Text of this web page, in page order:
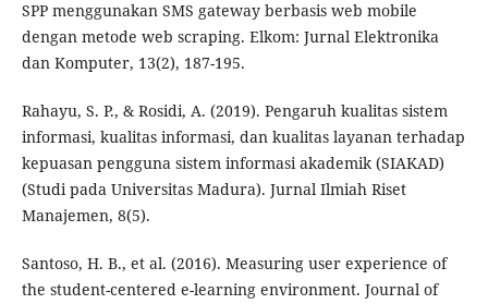
SPP menggunakan SMS gateway berbasis web mobile
dengan metode web scraping. Elkom: Jurnal Elektronika
dan Komputer, 13(2), 187-195.
Rahayu, S. P., & Rosidi, A. (2019). Pengaruh kualitas sistem
informasi, kualitas informasi, dan kualitas layanan terhadap
kepuasan pengguna sistem informasi akademik (SIAKAD)
(Studi pada Universitas Madura). Jurnal Ilmiah Riset
Manajemen, 8(5).
Santoso, H. B., et al. (2016). Measuring user experience of
the student-centered e-learning environment. Journal of